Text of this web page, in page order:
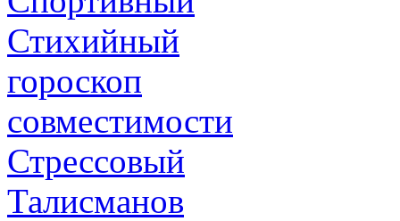
Стихийный
гороскоп
совместимости
Стрессовый
Талисманов